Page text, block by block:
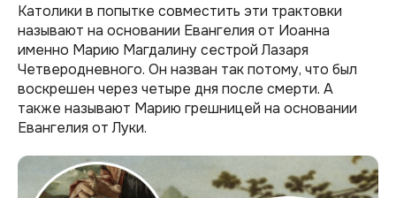
Католики в попытке совместить эти трактовки
называют на основании Евангелия от Иоанна
именно Марию Магдалину сестрой Лазаря
Четверодневного. Он назван так потому, что был
воскрешен через четыре дня после смерти. А
также называют Марию грешницей на основании
Евангелия от Луки.